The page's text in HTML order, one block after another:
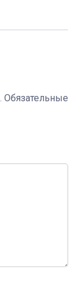
Обязательные